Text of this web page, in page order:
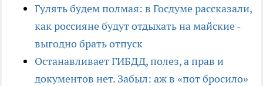
Гулять будем полмая: в Госдуме рассказали,
как россияне будут отдыхать на майские -
выгодно брать отпуск
Останавливает ГИБДД, полез, а прав и
документов нет. Забыл: аж в «пот бросило»